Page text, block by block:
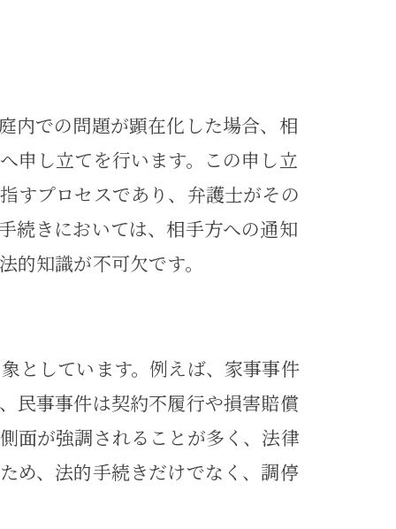
内での問題が顕在化した場合、相
申し立てを行います。この申し立
すプロセスであり、弁護士がその
続きにおいては、相手方への通知
知識が不可欠です。
としています。例えば、家事事件
民事事件は契約不履行や損害賠償
面が強調されることが多く、法律
め、法的手続きだけでなく、調停